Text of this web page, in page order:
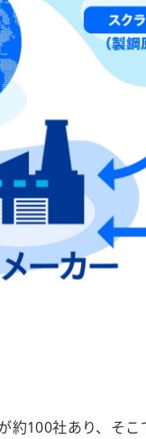
約100社あり、そ